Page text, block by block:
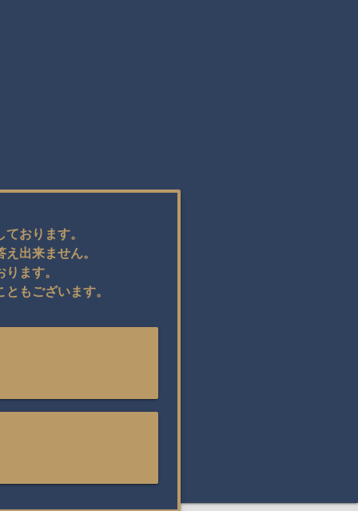
おります。
出来ません。
ます。
もございます。